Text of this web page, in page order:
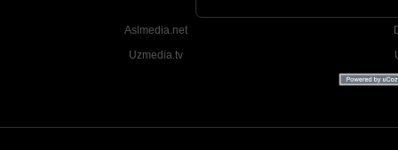
Aslmedia.net
Uzmedia.tv